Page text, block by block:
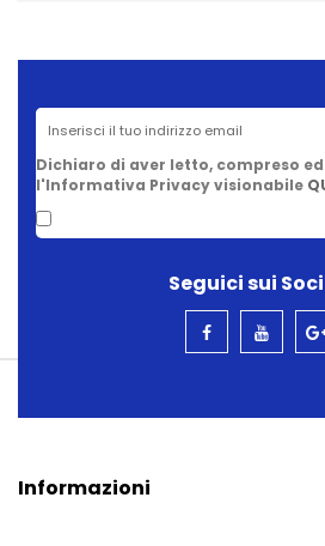
Dichiaro di aver letto, compreso
l'Informativa Privacy visionabile
Seguici sui
Informazioni